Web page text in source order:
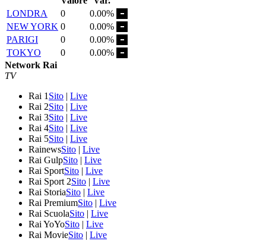
LONDRA
0
0.00%
NEW YORK 0
0.00%
PARIGI
0
0.00%
TOKYO
0
0.00%
Network Rai
TV
Rai 1 Sito | Live
Rai 2Sito | Live
Rai 3Sito | Live
Rai 4Sito | Live
Rai 5Sito | Live
RainewsSito | Live
Rai GulpSito | Live
Rai SportSito | Live
Rai Sport 2Sito | Live
Rai StoriaSito | Live
Rai PremiumSito | Live
Rai ScuolaSito | Live
Rai YoYoSito | Live
Rai MovieSito | Live